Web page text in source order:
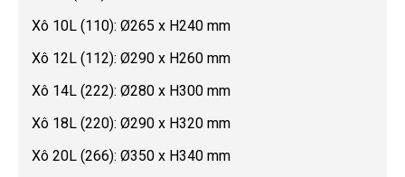
Xô 10L (110): Ø265 x H240 mm
Xô 12L (112): Ø290 x H260 mm
Xô 14L (222): Ø280 x H300 mm
Xô 18L (220): Ø290 x H320 mm
Xô 20L (266): Ø350 x H340 mm